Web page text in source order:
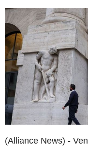
(Alliance News) -